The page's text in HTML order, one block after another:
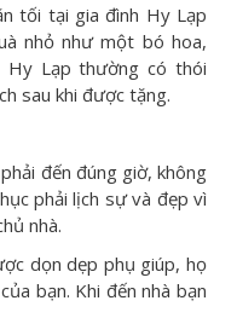
tối tại gia đình Hy Lạp
nhỏ như một bó hoa,
Hy Lạp thường có thói
sau khi được tặng.
đến đúng giờ, không
phải lịch sự và đẹp vì
nhà.
dọn dẹp phụ giúp, họ
bạn. Khi đến nhà bạn